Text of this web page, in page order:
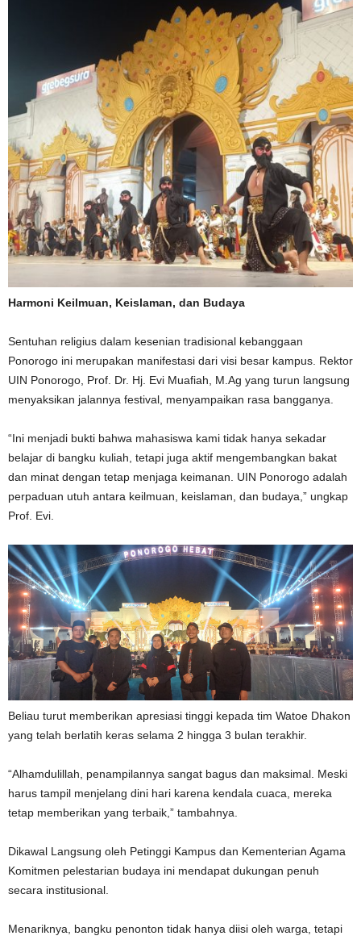
Harmoni Keilmuan, Keislaman, dan Budaya
Sentuhan religius dalam kesenian tradisional kebanggaan
Ponorogo ini merupakan manifestasi dari visi besar kampus. Rektor
UIN Ponorogo, Prof. Dr. Hj. Evi Muafiah, M.Ag yang turun langsung
menyaksikan jalannya festival, menyampaikan rasa bangganya.
“Ini menjadi bukti bahwa mahasiswa kami tidak hanya sekadar
belajar di bangku kuliah, tetapi juga aktif mengembangkan bakat
dan minat dengan tetap menjaga keimanan. UIN Ponorogo adalah
perpaduan utuh antara keilmuan, keislaman, dan budaya,” ungkap
Prof. Evi.
Beliau turut memberikan apresiasi tinggi kepada tim Watoe Dhakon
yang telah berlatih keras selama 2 hingga 3 bulan terakhir.
“Alhamdulillah, penampilannya sangat bagus dan maksimal. Meski
harus tampil menjelang dini hari karena kendala cuaca, mereka
tetap memberikan yang terbaik,” tambahnya.
Dikawal Langsung oleh Petinggi Kampus dan Kementerian Agama
Komitmen pelestarian budaya ini mendapat dukungan penuh
secara institusional.
Menariknya, bangku penonton tidak hanya diisi oleh warga, tetapi